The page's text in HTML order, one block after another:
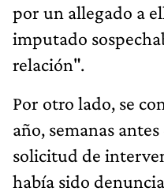
por un allegado a
imputado
relación".
Por otro lado, se
año, semanas
solicitud de
había sido